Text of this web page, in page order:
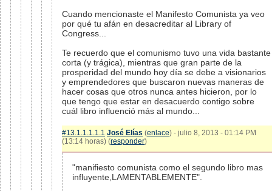
Cuando mencionaste el Manifesto Comunista ya veo
por qué tu afán en desacreditar al Library of
Congress...
Te recuerdo que el comunismo tuvo una vida bastante
corta (y trágica), mientras que gran parte de la
prosperidad del mundo hoy día se debe a visionarios
y emprendedores que buscaron nuevas maneras de
hacer cosas que otros nunca antes hicieron, por lo
que tengo que estar en desacuerdo contigo sobre
cuál libro influenció más al mundo...
#13.1.1.1.1.1 José Elías (enlace) - julio 8, 2013 - 01:14 PM
(13:14 horas) (responder)
"manifiesto comunista como el segundo libro mas
influyente,LAMENTABLEMENTE".